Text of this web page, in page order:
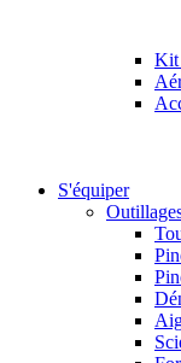
Kit
S'équiper